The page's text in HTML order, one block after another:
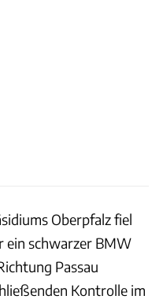
Oberpfalz fiel
ein schwarzer BMW
Passau
Kontrolle im